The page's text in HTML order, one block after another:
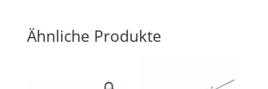
Ähnliche Produkte